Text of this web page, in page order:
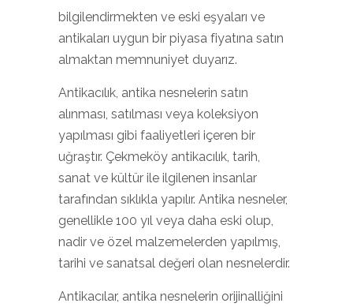
bilgilendirmekten ve eski eşyaları ve
antikaları uygun bir piyasa fiyatına satın
almaktan memnuniyet duyarız.
Antikacılık, antika nesnelerin satın
alınması, satılması veya koleksiyon
yapılması gibi faaliyetleri içeren bir
uğraştır. Çekmeköy antikacılık, tarih,
sanat ve kültür ile ilgilenen insanlar
tarafından sıklıkla yapılır. Antika nesneler,
genellikle 100 yıl veya daha eski olup,
nadir ve özel malzemelerden yapılmış,
tarihi ve sanatsal değeri olan nesnelerdir.
Antikacılar, antika nesnelerin orijinalliğini